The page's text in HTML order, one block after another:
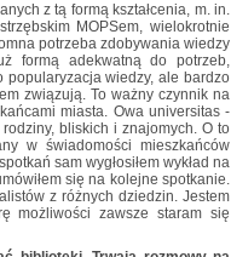
z tą formą kształcenia, m. in.
MOPSem, wielokrotnie
potrzeba zdobywania wiedzy
formą adekwatną do potrzeb,
popularyzacja wiedzy, ale bardzo
związują. To ważny czynnik na
miasta. Owa universitas -
bliskich i znajomych. O to
w świadomości mieszkańców
sam wygłosiłem wykład na
się na kolejne spotkanie.
z różnych dziedzin. Jestem
możliwości zawsze staram się